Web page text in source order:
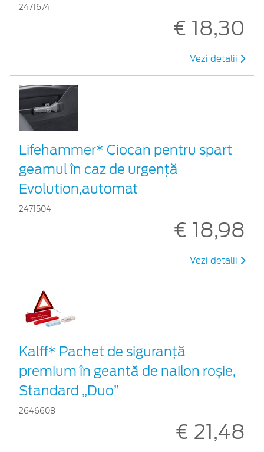
2471674
€ 18,30
Vezi detalii
Lifehammer* Ciocan pentru spart
geamul în caz de urgenţă
Evolution,automat
2471504
€ 18,98
Vezi detalii
Kalff* Pachet de siguranţă
premium în geantă de nailon roșie,
Standard „Duo”
2646608
€ 21,48